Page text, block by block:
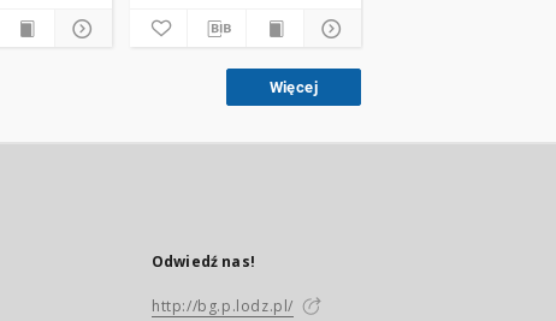
Więcej
Odwiedź nas!
http://bg.p.lodz.pl/